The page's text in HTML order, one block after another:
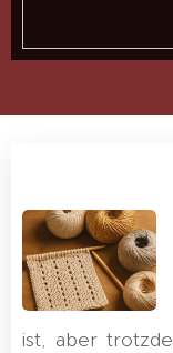
ist, aber